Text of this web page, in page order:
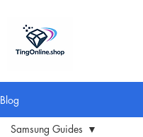
Blog
Samsung Guides